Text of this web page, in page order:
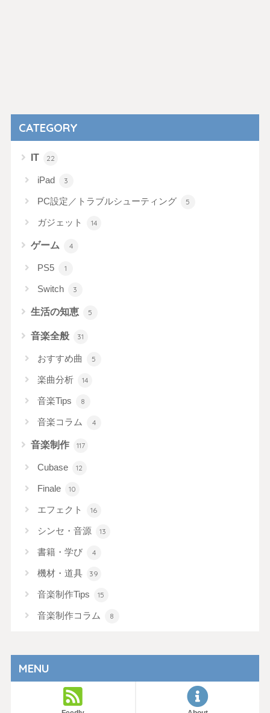
CATEGORY
IT 22
iPad 3
PC設定／トラブルシューティング 5
ガジェット 14
ゲーム 4
PS5 1
Switch 3
生活の知恵 5
音楽全般 31
おすすめ曲 5
楽曲分析 14
音楽Tips 8
音楽コラム 4
音楽制作 117
Cubase 12
Finale 10
エフェクト 16
シンセ・音源 13
書籍・学び 4
機材・道具 39
音楽制作Tips 15
音楽制作コラム 8
MENU